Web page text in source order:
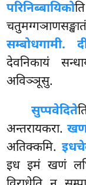
परिनिब्बायिको
सम्बोधगामी.
देवनिकायं
अविञ्ञूसु.
सुप्पवेदिते
अन्तरायकरा.
अतिक्कमि.इध
इध इमं खणं